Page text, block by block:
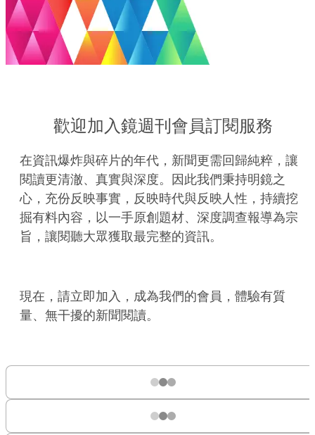
歡迎加入鏡週刊會員訂閱服務
在資訊爆炸與碎片的年代，新聞更需回歸純粹，讓
閱讀更清澈、真實與深度。因此我們秉持明鏡之
心，充份反映事實，反映時代與反映人性，持續挖
掘有料內容，以一手原創題材、深度調查報導為宗
旨，讓閱聽大眾獲取最完整的資訊。
現在，請立即加入，成為我們的會員，體驗有質
量、無干擾的新聞閱讀。